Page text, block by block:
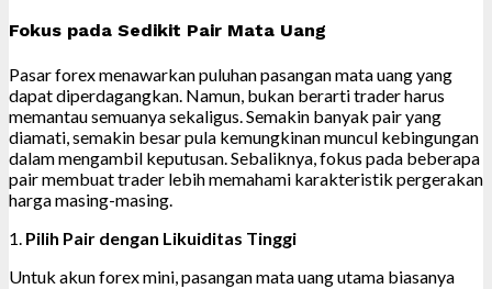
Fokus pada Sedikit Pair Mata Uang
Pasar forex menawarkan puluhan pasangan mata uang yang
dapat diperdagangkan. Namun, bukan berarti trader harus
memantau semuanya sekaligus. Semakin banyak pair yang
diamati, semakin besar pula kemungkinan muncul kebingungan
dalam mengambil keputusan. Sebaliknya, fokus pada beberapa
pair membuat trader lebih memahami karakteristik pergerakan
harga masing-masing.
1. Pilih Pair dengan Likuiditas Tinggi
Untuk akun forex mini, pasangan mata uang utama biasanya